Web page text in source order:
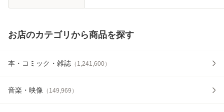
お店のカテゴリから商品を探す
本・コミック・雑誌 （ 1,241,600）
音楽・映像 （ 149,969 ）